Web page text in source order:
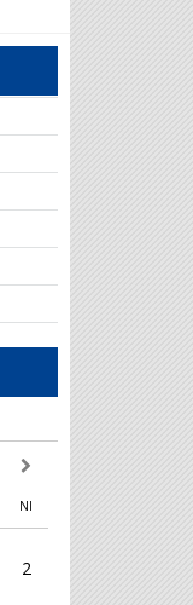
następny miesiąc
NI
2